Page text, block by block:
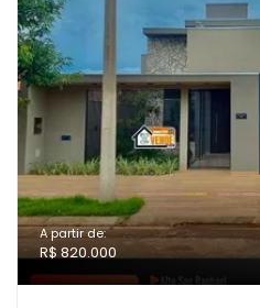
A partir de:
R$ 820.000